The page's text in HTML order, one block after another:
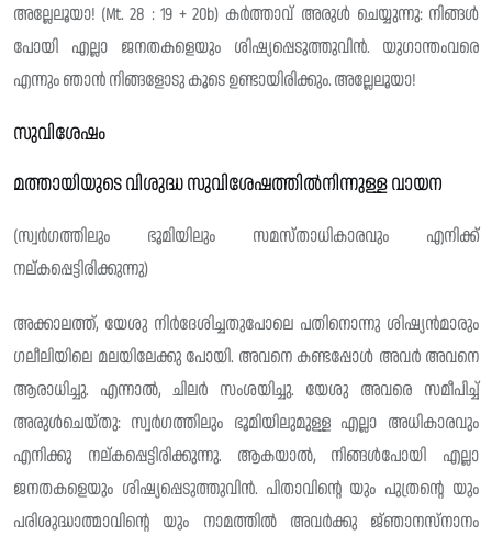
അല്ലേലൂയാ! (Mt. 28 : 19 + 20b) കർത്താവ് അരുൾ ചെയ്യുന്നു: നിങ്ങൾ
പോയി എല്ലാ ജനതകളെയും ശിഷ്യപ്പെടുത്തുവിൻ. യുഗാന്തംവരെ
എന്നും ഞാൻ നിങ്ങളോടു കൂടെ ഉണ്ടായിരിക്കും. അല്ലേലൂയാ!
സുവിശേഷം
മത്തായിയുടെ വിശുദ്ധ സുവിശേഷത്തിൽനിന്നുള്ള വായന
(സ്വർഗത്തിലും ഭൂമിയിലും സമസ്താധികാരവും എനിക്ക്
നല്‌കപ്പെട്ടിരിക്കുന്നു)
അക്കാലത്ത്, യേശു നിർദേശിച്ചതുപോലെ പതിനൊന്നു ശിഷ്യൻമാരും
ഗലീലിയിലെ മലയിലേക്കു പോയി. അവനെ കണ്ടപ്പോൾ അവർ അവനെ
ആരാധിച്ചു. എന്നാൽ, ചിലർ സംശയിച്ചു. യേശു അവരെ സമീപിച്ച്
അരുൾചെയ്തു‌: സ്വർഗത്തിലും ഭൂമിയിലുമുള്ള എല്ലാ അധികാരവും
എനിക്കു നല്‌കപ്പെട്ടിരിക്കുന്നു. ആകയാൽ, നിങ്ങൾപോയി എല്ലാ
ജനതകളെയും ശിഷ്യപ്പെടുത്തുവിൻ. പിതാവിന്റെ യും പുത്രന്റെ യും
പരിശുദ്ധാത്മാവിന്റെ യും നാമത്തിൽ അവർക്കു ജ്‌ഞാനസ്‌നാനം